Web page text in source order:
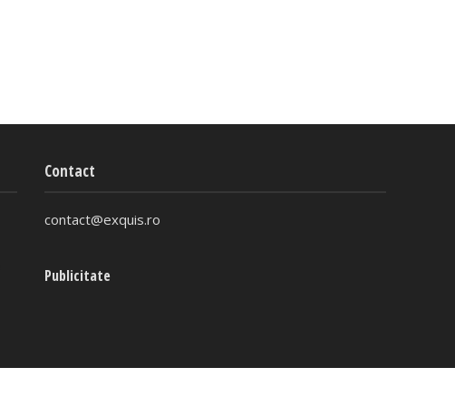
Contact
contact@exquis.ro
Publicitate